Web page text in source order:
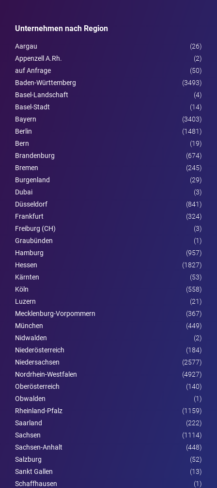
Unternehmen nach Region
Aargau
(26)
Appenzell A.Rh.
(2)
auf Anfrage
(50)
Baden-Württemberg
(3493)
Basel-Landschaft
(4)
Basel-Stadt
(14)
Bayern
(3403)
Berlin
(1481)
Bern
(19)
Brandenburg
(674)
Bremen
(245)
Burgen­land
(29)
Dubai
(3)
Düsseldorf
(841)
Frankfurt
(324)
Freiburg (CH)
(3)
Graubünden
(1)
Hamburg
(957)
Hessen
(1827)
Kärnten
(53)
Köln
(558)
Luzern
(21)
Mecklenburg-Vorpommern
(367)
München
(449)
Nidwalden
(2)
Nieder­österreich
(184)
Niedersachsen
(2577)
Nordrhein-Westfalen
(4927)
Ober­österreich
(140)
Obwalden
(1)
Rheinland-Pfalz
(1159)
Saarland
(222)
Sachsen
(1114)
Sachsen-Anhalt
(448)
Salzburg
(52)
Sankt Gallen
(13)
Schaffhausen
(1)